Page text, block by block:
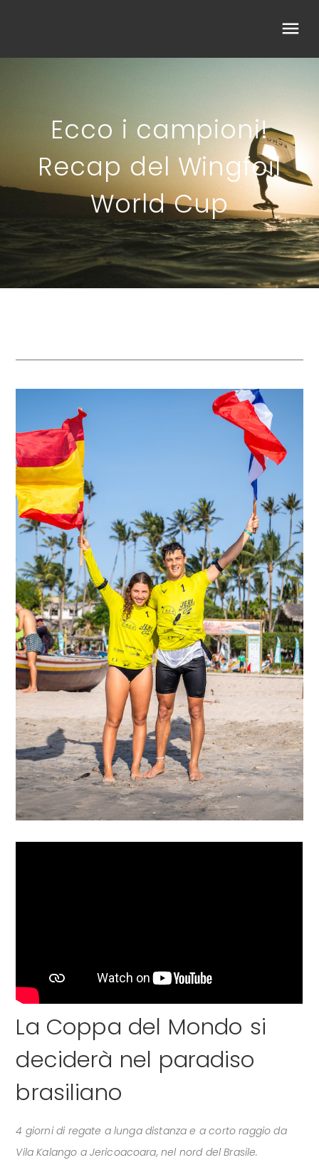
Ecco i campioni!
Recap del Wingfoil
World Cup
La Coppa del Mondo si
deciderà nel paradiso
brasiliano
4 giorni di regate a lunga distanza e a corto raggio da
Vila Kalango a Jericoacoara, nel nord del Brasile.